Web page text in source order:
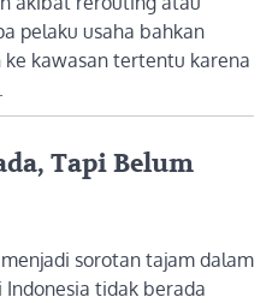
pelaku usaha bahkan
kawasan tertentu karena
Tapi Belum
sorotan tajam dalam
tidak berada